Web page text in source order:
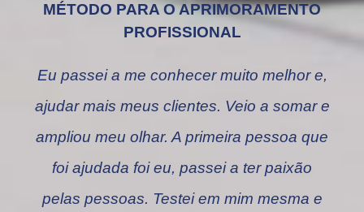
MÉTODO PARA O APRIMORAMENTO
PROFISSIONAL
Eu passei a me conhecer muito melhor e,
ajudar mais meus clientes. Veio a somar e
ampliou meu olhar. A primeira pessoa que
foi ajudada foi eu, passei a ter paixão
pelas pessoas. Testei em mim mesma e